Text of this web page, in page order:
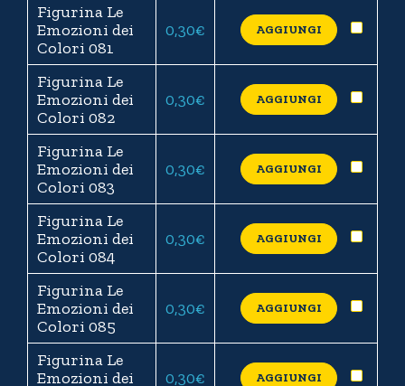
Figurina Le
Emozioni dei
Colori 081
0,30€ AGGIUNGI
Figurina Le
Emozioni dei
Colori 082
0,30€ AGGIUNGI
Figurina Le
Emozioni dei
Colori 083
0,30€ AGGIUNGI
Figurina Le
Emozioni dei
Colori 084
0,30€ AGGIUNGI
Figurina Le
Emozioni dei
Colori 085
0,30€ AGGIUNGI
Figurina Le
Emozioni dei
0,30€ AGGIUNGI